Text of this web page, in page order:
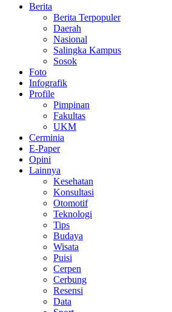
Berita
Berita Terpopuler
Daerah
Nasional
Salingka Kampus
Sosok
Foto
Infografik
Profile
Pimpinan
Fakultas
UKM
Cerminia
E-Paper
Opini
Lainnya
Kesehatan
Konsultasi
Otomotif
Teknologi
Tips
Budaya
Wisata
Puisi
Cerpen
Cerbung
Resensi
Data